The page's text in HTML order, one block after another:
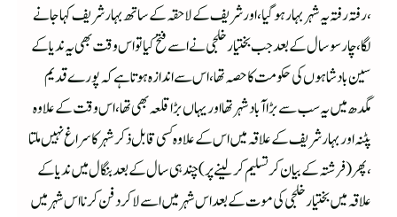
،رفتہ رفتہ یہ شہر بہار ہوگیا ،اور شریف کے لاحقہ کے ساتھ بہارشریف کہا جانے
لگا،چارسو سال کے بعد جب بختیار خلجی نے اسے فتح کیا تو اس وقت بھی یہ ندیا کے
سین بادشاہوں کی حکومت کا حصہ تھا،اس سے اندازہ ہوتا ہے کہ پورے قدیم
مگدھ میں یہ سب سے بڑا آباد شہر تھا اور یہاں بڑا قلعہ بھی تھا ،اس وقت کے علاوہ
پٹنہ اور بہارشریف کے علاقہ میں اس کے علاوہ کسی قابل ذکر شہر کا سراغ نہیں ملتا
،پھر (فرشتہ کے بیان کر تسلیم کرلینے پر ) چند ہی سال کے بعد بنگال میں ندیا کے
علاقہ میں بختیار خلجی کی موت کے بعد اس شہر میں اسے لاکر دفن کرنا اس شہر میں